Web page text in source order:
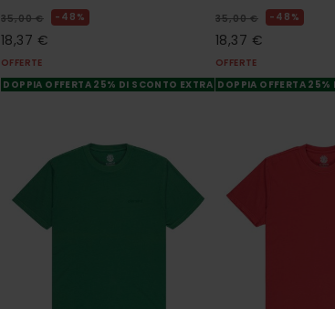
35,00 € 48%
18,37 €
OFFERTE
DOPPIA OFFERTA 25% DI SCONTO EXTRA
35,00 € 48%
18,37 €
OFFERTE
DOPPIA OFFERTA 25%